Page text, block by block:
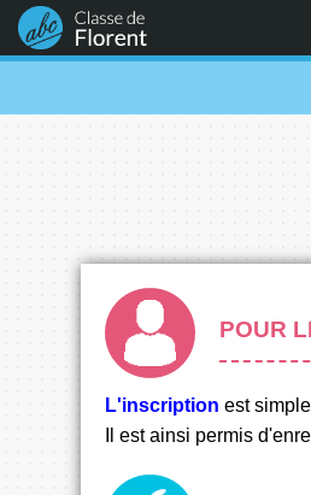
POUR
L'inscription est
Il est ainsi permis